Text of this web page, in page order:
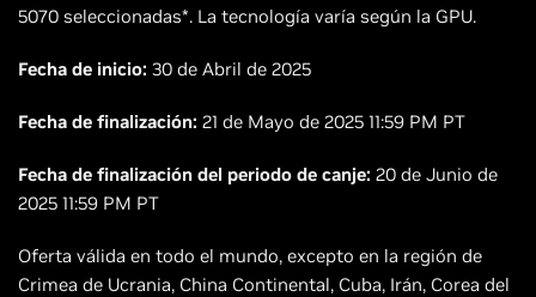
5070 seleccionadas*. La tecnología varía según la GPU.
Fecha de inicio: 30 de Abril de 2025
Fecha de finalización: 21 de Mayo de 2025 11:59 PM PT
Fecha de finalización del periodo de canje: 20 de Junio de
2025 11:59 PM PT
Oferta válida en todo el mundo, excepto en la región de
Crimea de Ucrania, China Continental, Cuba, Irán, Corea del